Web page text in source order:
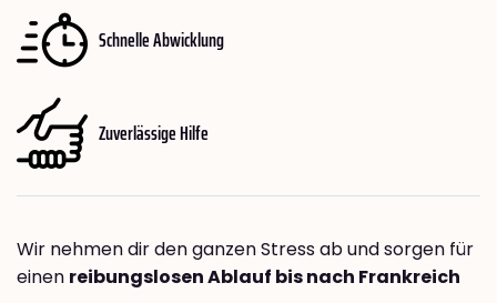
Schnelle Abwicklung
Zuverlässige Hilfe
Wir nehmen dir den ganzen Stress ab und sorgen für
einen reibungslosen Ablauf bis nach Frankreich